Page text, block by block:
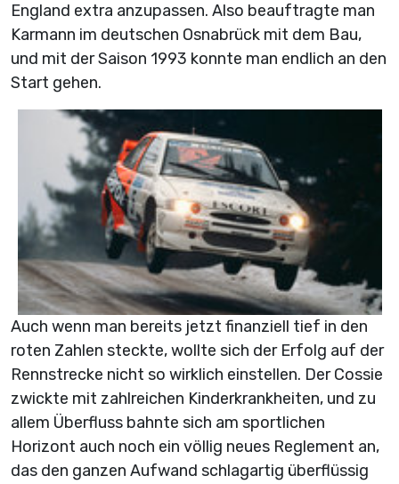
England extra anzupassen. Also beauftragte man
Karmann im deutschen Osnabrück mit dem Bau,
und mit der Saison 1993 konnte man endlich an den
Start gehen.
Auch wenn man bereits jetzt finanziell tief in den
roten Zahlen steckte, wollte sich der Erfolg auf der
Rennstrecke nicht so wirklich einstellen. Der Cossie
zwickte mit zahlreichen Kinderkrankheiten, und zu
allem Überfluss bahnte sich am sportlichen
Horizont auch noch ein völlig neues Reglement an,
das den ganzen Aufwand schlagartig überflüssig